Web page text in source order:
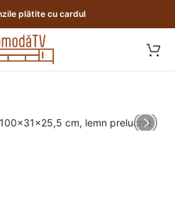
plătite cu cardul